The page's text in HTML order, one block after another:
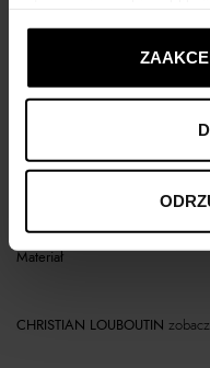
ustawienia prywatności.
Kup teraz, Zapłać
Materiał
CHRISTIAN LOUBOUTIN